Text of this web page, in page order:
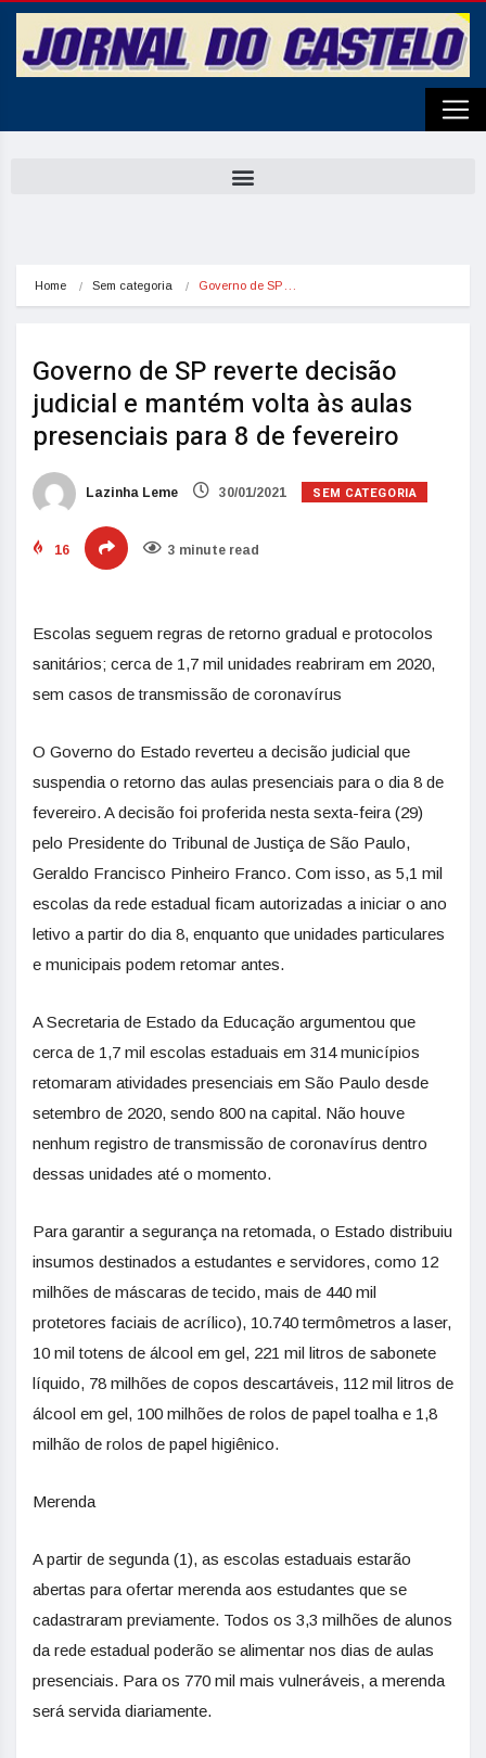
Home Sem categoria Governo de SP…
Governo de SP reverte decisão
judicial e mantém volta às aulas
presenciais para 8 de fevereiro
Lazinha Leme 30/01/2021 SEM CATEGORIA
16 3 minute read
Escolas seguem regras de retorno gradual e protocolos
sanitários; cerca de 1,7 mil unidades reabriram em 2020,
sem casos de transmissão de coronavírus
O Governo do Estado reverteu a decisão judicial que
suspendia o retorno das aulas presenciais para o dia 8 de
fevereiro. A decisão foi proferida nesta sexta-feira (29)
pelo Presidente do Tribunal de Justiça de São Paulo,
Geraldo Francisco Pinheiro Franco. Com isso, as 5,1 mil
escolas da rede estadual ficam autorizadas a iniciar o ano
letivo a partir do dia 8, enquanto que unidades particulares
e municipais podem retomar antes.
A Secretaria de Estado da Educação argumentou que
cerca de 1,7 mil escolas estaduais em 314 municípios
retomaram atividades presenciais em São Paulo desde
setembro de 2020, sendo 800 na capital. Não houve
nenhum registro de transmissão de coronavírus dentro
dessas unidades até o momento.
Para garantir a segurança na retomada, o Estado distribuiu
insumos destinados a estudantes e servidores, como 12
milhões de máscaras de tecido, mais de 440 mil
protetores faciais de acrílico), 10.740 termômetros a laser,
10 mil totens de álcool em gel, 221 mil litros de sabonete
líquido, 78 milhões de copos descartáveis, 112 mil litros de
álcool em gel, 100 milhões de rolos de papel toalha e 1,8
milhão de rolos de papel higiênico.
Merenda
A partir de segunda (1), as escolas estaduais estarão
abertas para ofertar merenda aos estudantes que se
cadastraram previamente. Todos os 3,3 milhões de alunos
da rede estadual poderão se alimentar nos dias de aulas
presenciais. Para os 770 mil mais vulneráveis, a merenda
será servida diariamente.